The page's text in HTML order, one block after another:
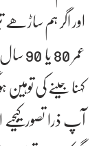
اور اگر ہم
عمر
کہنا جینے کی
آپ ذرا تصور